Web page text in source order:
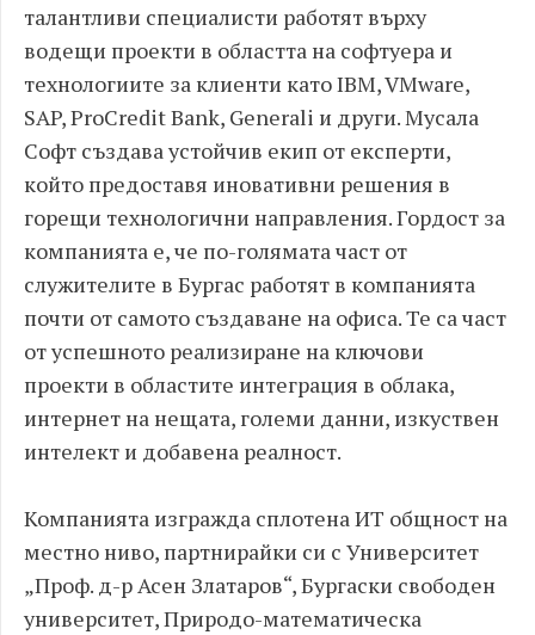
талантливи специалисти работят върху
водещи проекти в областта на софтуера и
технологиите за клиенти като IBM, VMware,
SAP, ProCredit Bank, Generali и други. Мусала
Софт създава устойчив екип от експерти,
който предоставя иновативни решения в
горещи технологични направления. Гордост за
компанията е, че по-голямата част от
служителите в Бургас работят в компанията
почти от самото създаване на офиса. Те са част
от успешното реализиране на ключови
проекти в областите интеграция в облака,
интернет на нещата, големи данни, изкуствен
интелект и добавена реалност.
Компанията изгражда сплотена ИТ общност на
местно ниво, партнирайки си с Университет
„Проф. д-р Асен Златаров“, Бургаски свободен
университет, Природо-математическа